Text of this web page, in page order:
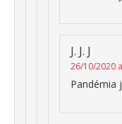
J. J. J
26/10/2020
Pandémia